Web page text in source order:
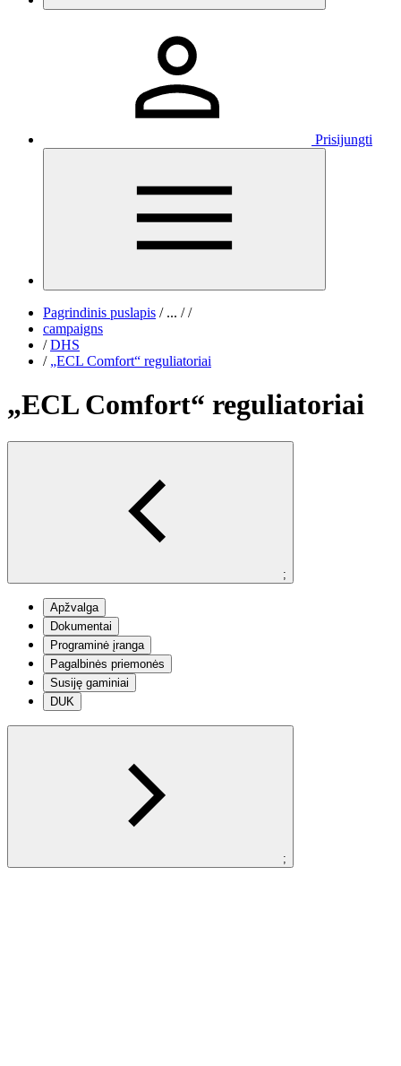
Prisijungti
Pagrindinis puslapis /... / /
campaigns
/ DHS
/ „ECL Comfort“ reguliatoriai
„ECL Comfort“ reguliatoriai
;
Apžvalga
Dokumentai
Programinė įranga
Pagalbinės priemonės
Susiję gaminiai
DUK
;